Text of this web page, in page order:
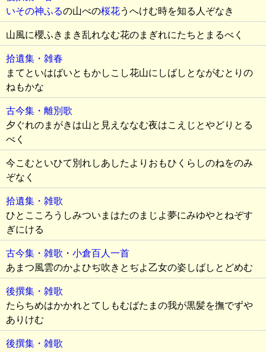
いその神ふるの山べの桜花うへけむ時を知る人ぞなき
山風に櫻ふきまき乱れなむ花のまぎれにたちとまるべく
拾遺集・雑春
まてといはばいともかしこし花山にしばしとながむとりの
ねもかな
古今集・離別歌
夕ぐれのまがきは山と見えななむ夜はこえじとやどりとる
べく
今こむといひて別れしあしたよりおもひくらしのねをのみ
ぞなく
拾遺集・雑歌
ひとこころうしみついまはたのまじよ夢にみゆやとねぞす
ぎにける
古今集・雑歌 ・ 小倉百人一首
あまつ風雲のかよひぢ吹きとぢよ乙女の姿しばしとどめむ
後撰集・雑歌
たらちめはかかれとてしもむばたまの我が黒髪を撫でずや
ありけむ
後撰集・雑歌